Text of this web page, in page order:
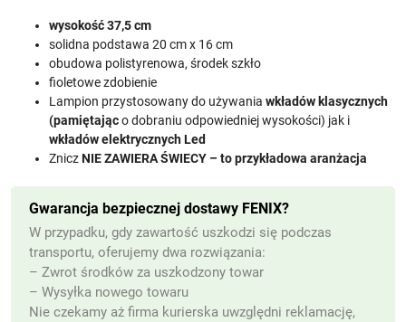
wysokość 37,5 cm
solidna podstawa 20 cm x 16 cm
obudowa polistyrenowa, środek szkło
fioletowe zdobienie
Lampion przystosowany do używania wkładów klasycznych
(pamiętająco dobraniu odpowiedniej wysokości) jak i
wkładów elektrycznych Led
ZniczNIE ZAWIERA ŚWIECY – to przykładowa aranżacja
Gwarancja bezpiecznej dostawy FENIX?
W przypadku, gdy zawartość uszkodzi się podczas
transportu, oferujemy dwa rozwiązania:
– Zwrot środków za uszkodzony towar
– Wysyłka nowego towaru
Nie czekamy aż firma kurierska uwzględni reklamację,